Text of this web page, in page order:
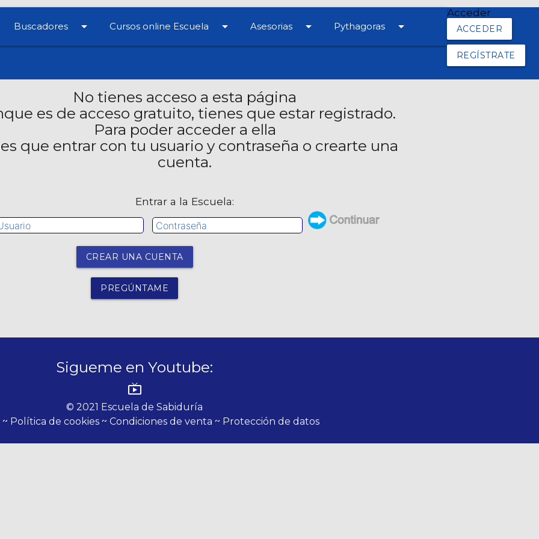
Buscadores arrow_drop_down Cursos online Escuela arrow_drop_down Asesorias arrow_drop_down Pythagoras arrow_drop_down
Acceder
ACCEDER
REGÍSTRATE
No tienes acceso a esta página
es de acceso gratuito, tienes que estar registrado.
Para poder acceder a ella
que entrar con tu usuario y contraseña o crearte una
cuenta.
Entrar a la Escuela:
CREAR UNA CUENTA
PREGÚNTAME
Sigueme en Youtube:
live_tv
© 2021 Escuela de Sabiduría
Política de cookies ~Condiciones de venta ~ Protección de datos